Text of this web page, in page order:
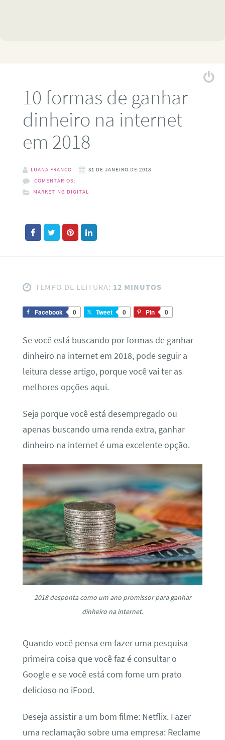
10 formas de ganhar
dinheiro na internet
em 2018
LUANA FRANCO
31 DE JANEIRO DE 2018
COMENTÁRIOS:
MARKETING DIGITAL
TEMPO DE LEITURA: 12 MINUTOS
Facebook 0 Tweet 0 Pin 0
Se você está buscando por formas de ganhar
dinheiro na internet em 2018, pode seguir a
leitura desse artigo, porque você vai ter as
melhores opções aqui.
Seja porque você está desempregado ou
apenas buscando uma renda extra, ganhar
dinheiro na internet é uma excelente opção.
2018 desponta como um ano promissor para ganhar
dinheiro na internet.
Quando você pensa em fazer uma pesquisa
primeira coisa que você faz é consultar o
Google e se você está com fome um prato
delicioso no iFood.
Deseja assistir a um bom filme: Netflix. Fazer
uma reclamação sobre uma empresa: Reclame